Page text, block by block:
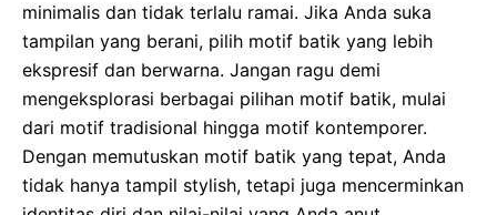
minimalis dan tidak terlalu ramai. Jika Anda suka
tampilan yang berani, pilih motif batik yang lebih
ekspresif dan berwarna. Jangan ragu demi
mengeksplorasi berbagai pilihan motif batik, mulai
dari motif tradisional hingga motif kontemporer.
Dengan memutuskan motif batik yang tepat, Anda
tidak hanya tampil stylish, tetapi juga mencerminkan